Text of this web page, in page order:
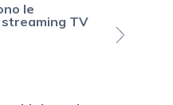
le
TV